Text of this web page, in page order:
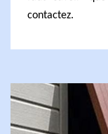
contactez.